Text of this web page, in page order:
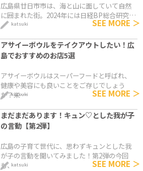
広島県廿日市市は、海と山に面していて自然
に囲まれた街。2024年には日経BP総合研究…
katsuki SEE MORE ＞
アサイーボウルをテイクアウトしたい！広
島でおすすめのお店5選
アサイーボウルはスーパーフードと呼ばれ、
健康や美容にも良いことをご存じでしょう
か？栄…
katsuki SEE MORE ＞
まだまだあります！キュン♡とした我が子
の言動【第2弾】
広島の子育て世代に、思わずキュンとした我
が子の言動を聞いてみました！第2弾の今回
も、…katsuki SEE MORE ＞